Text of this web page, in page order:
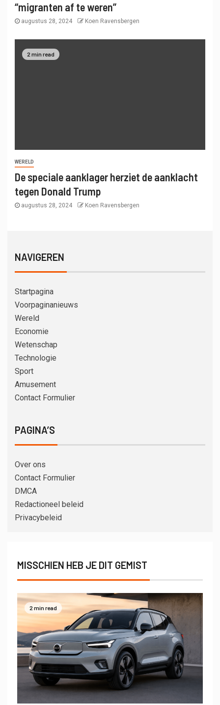
“migranten af ​​te weren”
augustus 28, 2024 Koen Ravensbergen
2 min read
WERELD
De speciale aanklager herziet de aanklacht
tegen Donald Trump
augustus 28, 2024 Koen Ravensbergen
NAVIGEREN
Startpagina
Voorpaginanieuws
Wereld
Economie
Wetenschap
Technologie
Sport
Amusement
Contact Formulier
PAGINA’S
Over ons
Contact Formulier
DMCA
Redactioneel beleid
Privacybeleid
MISSCHIEN HEB JE DIT GEMIST
2 min read